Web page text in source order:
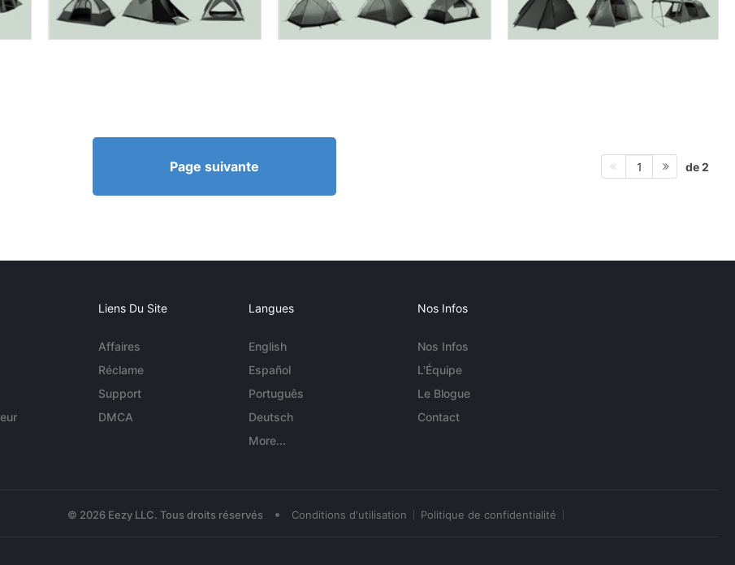
Page suivante 1 de 2
Liens Du Site
Affaires
Réclame
Support
DMCA
Langues
English
Español
Português
Deutsch
More...
Nos Infos
Nos Infos
L'Équipe
Le Blogue
Contact
© 2026 Eezy LLC. Tous droits réservés • Conditions d'utilisation Politique de confidentialité